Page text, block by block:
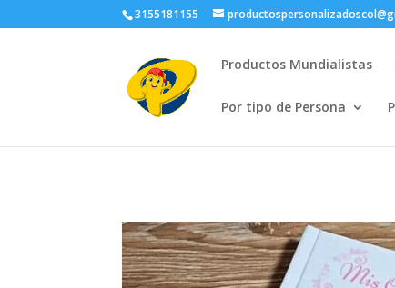
3155181155
Productos Mundialistas
Por tipo de Persona